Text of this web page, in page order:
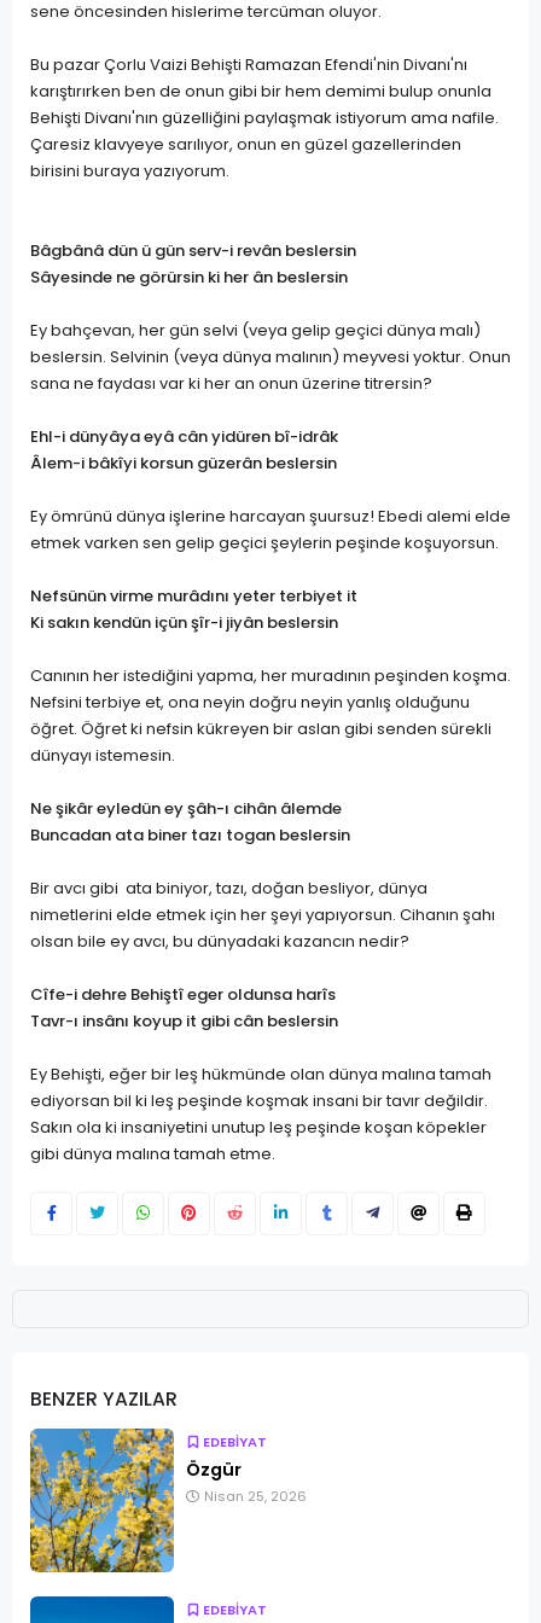
sene öncesinden hislerime tercüman oluyor.
Bu pazar Çorlu Vaizi Behişti Ramazan Efendi'nin Divanı'nı
karıştırırken ben de onun gibi bir hem demimi bulup onunla
Behişti Divanı'nın güzelliğini paylaşmak istiyorum ama nafile.
Çaresiz klavyeye sarılıyor, onun en güzel gazellerinden
birisini buraya yazıyorum.
Bâgbânâ dün ü gün serv-i revân beslersin
Sâyesinde ne görürsin ki her ân beslersin
Ey bahçevan, her gün selvi (veya gelip geçici dünya malı)
beslersin. Selvinin (veya dünya malının) meyvesi yoktur. Onun
sana ne faydası var ki her an onun üzerine titrersin?
Ehl-i dünyâya eyâ cân yidüren bî-idrâk
Âlem-i bâkîyi korsun güzerân beslersin
Ey ömrünü dünya işlerine harcayan şuursuz! Ebedi alemi elde
etmek varken sen gelip geçici şeylerin peşinde koşuyorsun.
Nefsünün virme murâdını yeter terbiyet it
Ki sakın kendün içün şîr-i jiyân beslersin
Canının her istediğini yapma, her muradının peşinden koşma.
Nefsini terbiye et, ona neyin doğru neyin yanlış olduğunu
öğret. Öğret ki nefsin kükreyen bir aslan gibi senden sürekli
dünyayı istemesin.
Ne şikâr eyledün ey şâh-ı cihân âlemde
Buncadan ata biner tazı togan beslersin
Bir avcı gibi ata biniyor, tazı, doğan besliyor, dünya
nimetlerini elde etmek için her şeyi yapıyorsun. Cihanın şahı
olsan bile ey avcı, bu dünyadaki kazancın nedir?
Cîfe-i dehre Behiştî eger oldunsa harîs
Tavr-ı insânı koyup it gibi cân beslersin
Ey Behişti, eğer bir leş hükmünde olan dünya malına tamah
ediyorsan bil ki leş peşinde koşmak insani bir tavır değildir.
Sakın ola ki insaniyetini unutup leş peşinde koşan köpekler
gibi dünya malına tamah etme.
BENZER YAZILAR
EDEBİYAT
Özgür
Nisan 25, 2026
EDEBİYAT